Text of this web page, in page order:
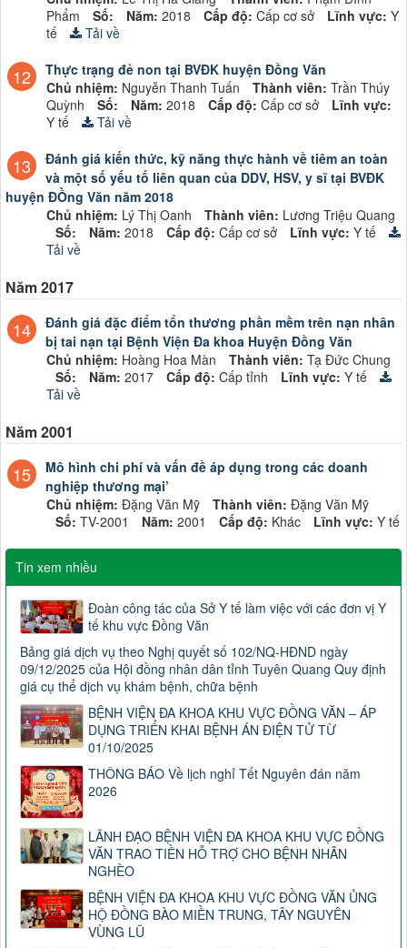
Phẩm
Số: Năm: 2018 Cấp độ: Cấp cơ sở Lĩnh vực: Y
tế
Tải về
12
Thực trạng đẻ non tại BVĐK huyện Đồng Văn
Chủ nhiệm: Nguyễn Thanh Tuấn Thành viên: Trần Thúy
Quỳnh
Số: Năm: 2018 Cấp độ: Cấp cơ sở
Lĩnh vực:
Y tế
Tải về
13
Đánh giá kiến thức, kỹ năng thực hành về tiêm an toàn
và một số yếu tố liên quan của DDV, HSV, y sĩ tại BVĐK
huyện ĐỒng Văn năm 2018
Chủ nhiệm: Lý Thị Oanh Thành viên: Lương Triệu Quang
Số:
Năm: 2018 Cấp độ: Cấp cơ sở Lĩnh vực: Y tế
Tải về
Năm 2017
14
Đánh giá đặc điểm tổn thương phần mềm trên nạn nhân
bị tai nạn tại Bệnh Viện Đa khoa Huyện Đồng Văn
Chủ nhiệm: Hoàng Hoa Màn Thành viên: Tạ Đức Chung
Số:
Năm: 2017 Cấp độ: Cấp tỉnh Lĩnh vực: Y tế
Tải về
Năm 2001
15
Mô hình chi phí và vấn đề áp dụng trong các doanh
nghiệp thương mại’
Chủ nhiệm: Đặng Văn Mỹ Thành viên: Đặng Văn Mỹ
Số: TV-2001 Năm: 2001 Cấp độ: Khác Lĩnh vực: Y tế
Tin xem nhiều
Đoàn công tác của Sở Y tế làm việc với các đơn vị Y
tế khu vực Đồng Văn
Bảng giá dịch vụ theo Nghị quyết số 102/NQ-HĐND ngày
09/12/2025 của Hội đồng nhân dân tỉnh Tuyên Quang Quy định
giá cụ thể dịch vụ khám bệnh, chữa bệnh
BỆNH VIỆN ĐA KHOA KHU VỰC ĐỒNG VĂN – ÁP
DỤNG TRIỂN KHAI BỆNH ÁN ĐIỆN TỬ TỪ
01/10/2025
THÔNG BÁO Về lịch nghỉ Tết Nguyên đán năm
2026
LÃNH ĐẠO BỆNH VIỆN ĐA KHOA KHU VỰC ĐỒNG
VĂN TRAO TIỀN HỖ TRỢ CHO BỆNH NHÂN
NGHÈO
BỆNH VIỆN ĐA KHOA KHU VỰC ĐỒNG VĂN ỦNG
HỘ ĐỒNG BÀO MIỀN TRUNG, TÂY NGUYÊN
VÙNG LŨ